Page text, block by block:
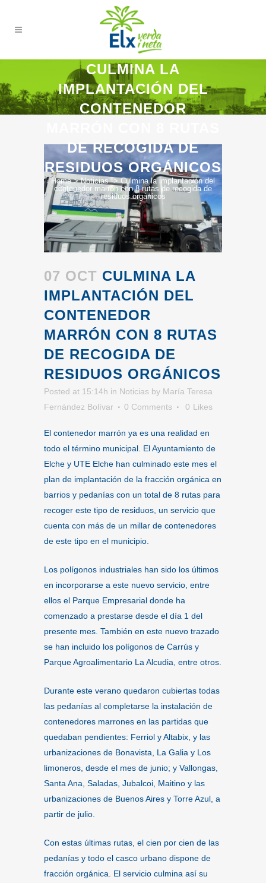
CULMINA LA
IMPLANTACIÓN DEL
CONTENEDOR
DE RECOGIDA DE
RESIDUOS ORGÁNICOS
Home>Noticias >Culmina la implantación del
contenedor marrón con 8 rutas de recogida de
residuos orgánicos
07 OCT CULMINA LA
IMPLANTACIÓN DEL
CONTENEDOR
MARRÓN CON 8 RUTAS
DE RECOGIDA DE
RESIDUOS ORGÁNICOS
Posted at 15:14h in Noticias by María Teresa
Fernández Bolívar
0 Comments 0 Likes
El contenedor marrón ya es una realidad en
todo el término municipal. El Ayuntamiento de
Elche y UTE Elche han culminado este mes el
plan de implantación de la fracción orgánica en
barrios y pedanías con un total de 8 rutas para
recoger este tipo de residuos, un servicio que
cuenta con más de un millar de contenedores
de este tipo en el municipio.
Los polígonos industriales han sido los últimos
en incorporarse a este nuevo servicio, entre
ellos el Parque Empresarial donde ha
comenzado a prestarse desde el día 1 del
presente mes. También en este nuevo trazado
se han incluido los polígonos de Carrús y
Parque Agroalimentario La Alcudia, entre otros.
Durante este verano quedaron cubiertas todas
las pedanías al completarse la instalación de
contenedores marrones en las partidas que
quedaban pendientes: Ferriol y Altabix, y las
urbanizaciones de Bonavista, La Galia y Los
limoneros, desde el mes de junio; y Vallongas,
Santa Ana, Saladas, Jubalcoi, Maitino y las
urbanizaciones de Buenos Aires y Torre Azul, a
partir de julio.
Con estas últimas rutas, el cien por cien de las
pedanías y todo el casco urbano dispone de
fracción orgánica. El servicio culmina así su